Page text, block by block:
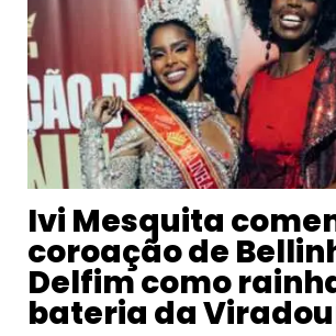
Ivi Mesquita
coroação de
Delfim como
bateria da